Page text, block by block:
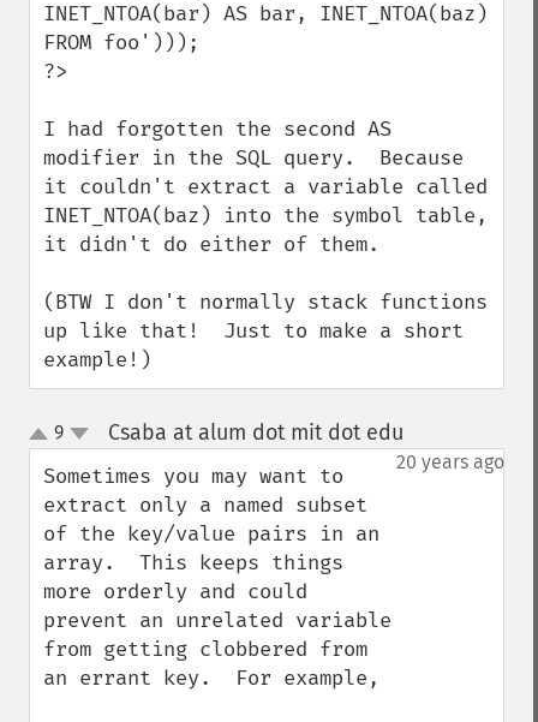
INET_NTOA(bar) AS bar, INET_NTOA(baz)
FROM foo')));
?>
I had forgotten the second AS
modifier in the SQL query.  Because
it couldn't extract a variable called
INET_NTOA(baz) into the symbol table,
it didn't do either of them.
(BTW I don't normally stack functions
up like that!  Just to make a short
example!)
up
down
9 Csaba at alum dot mit dot edu
20 years ago
Sometimes you may want to
extract only a named subset
of the key/value pairs in an
array.  This keeps things
more orderly and could
prevent an unrelated variable
from getting clobbered from
an errant key.  For example,